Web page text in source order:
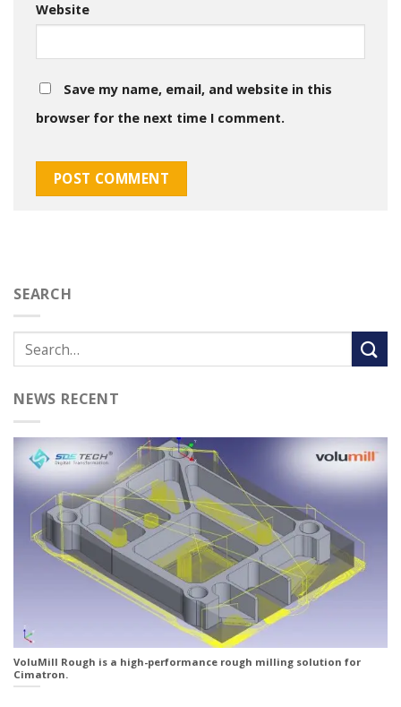
Website
Save my name, email, and website in this
browser for the next time I comment.
SEARCH
NEWS RECENT
VoluMill Rough is a high-performance rough milling solution for
Cimatron.